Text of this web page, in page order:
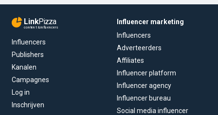
LinkPizza
content & influencers
Influencers
Publishers
Kanalen
Campagnes
Log in
Inschrijven
Influencer marketing
Influencers
Adverteerders
Affiliates
Influencer platform
Influencer agency
Influencer bureau
Social media influencer